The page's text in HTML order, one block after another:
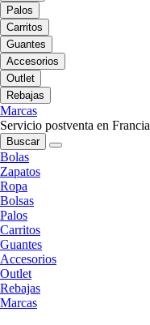
Palos
Carritos
Guantes
Accesorios
Outlet
Rebajas
Marcas
Servicio postventa en Francia
Buscar
Bolas
Zapatos
Ropa
Bolsas
Palos
Carritos
Guantes
Accesorios
Outlet
Rebajas
Marcas